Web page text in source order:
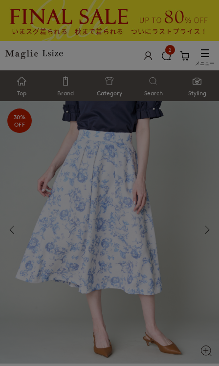
2
メニュー
Top Brand Category Search Styling
30%
OFF